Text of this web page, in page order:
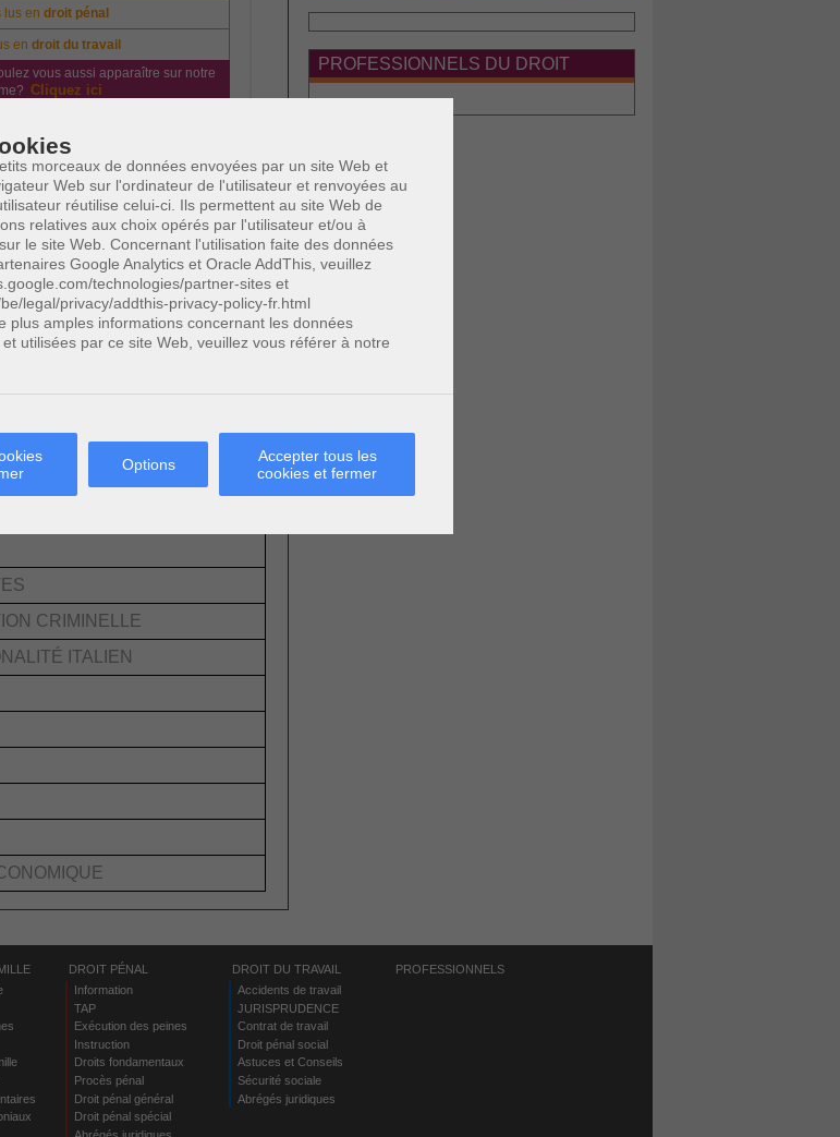
morceaux de données envoyées par un site Web et
Web sur l'ordinateur de l'utilisateur et renvoyées au
réutilise celui-ci. Ils permettent au site Web de
relatives aux choix opérés par l'utilisateur et/ou à
le site Web. Concernant l'utilisation faite des données
Google Analytics et Oracle AddThis, veuillez
technologies/partner-sites et
legal/privacy/addthis-privacy-policy-fr.html
plus amples informations concernant les données
utilisées par ce site Web, veuillez vous référer à notre
Options
Accepter tous les
cookies et fermer
lus en droit pénal
en droit du travail
vous aussi apparaître sur notre
Cliquez ici
JURIDIQUES
JURIDIQUES
CRIMINELLE
ITALIEN
PROFESSIONNELS DU DROIT
DROIT PÉNAL
Information
TAP
Exécution des peines
Instruction
Droits fondamentaux
Procès pénal
Droit pénal général
Droit pénal spécial
DROIT DU TRAVAIL
Accidents de travail
JURISPRUDENCE
Contrat de travail
Droit pénal social
Astuces et Conseils
Sécurité sociale
Abrégés juridiques
PROFESSIONNELS